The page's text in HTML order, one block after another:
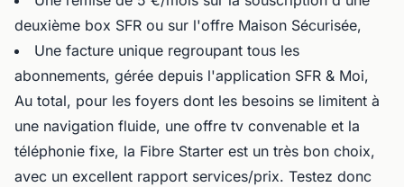
deuxième box SFR ou sur l'offre Maison Sécurisée,
Une facture unique regroupant tous les
abonnements, gérée depuis l'application SFR & Moi,
Au total, pour les foyers dont les besoins se limitent à
une navigation fluide, une offre tv convenable et la
téléphonie fixe, la Fibre Starter est un très bon choix,
avec un excellent rapport services/prix. Testez donc